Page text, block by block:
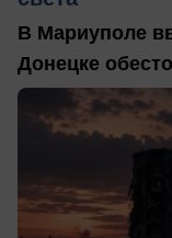
В Мариуполе
Донецке